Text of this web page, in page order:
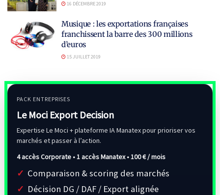
16 DÉCEMBRE 2019
Musique : les exportations françaises
franchissent la barre des 300 millions
d’euros
15 JUILLET 2019
PACK ENTREPRISES
Le Moci Export Decision
Expertise Le Moci + plateforme IA Manatex pour prioriser vos
marchés et passer à l’action.
4 accès Corporate • 1 accès Manatex •100 € / mois
Comparaison & scoring des marchés
Décision DG / DAF / Export alignée